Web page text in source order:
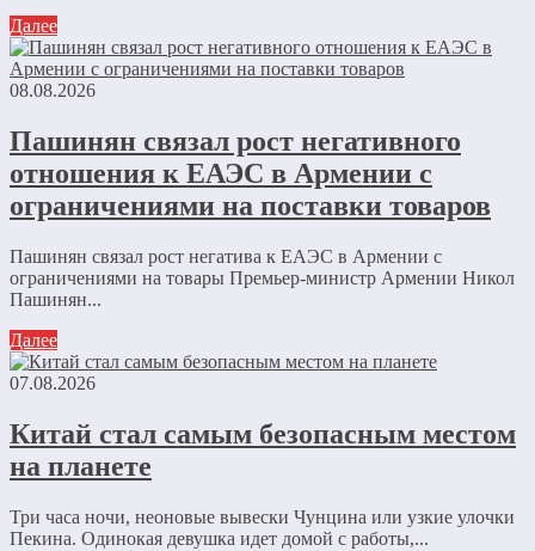
Далее
08.08.2026
Пашинян связал рост негативного
отношения к ЕАЭС в Армении с
ограничениями на поставки товаров
Пашинян связал рост негатива к ЕАЭС в Армении с
ограничениями на товары Премьер-министр Армении Никол
Пашинян...
Далее
07.08.2026
Китай стал самым безопасным местом
на планете
Три часа ночи, неоновые вывески Чунцина или узкие улочки
Пекина. Одинокая девушка идет домой с работы,...